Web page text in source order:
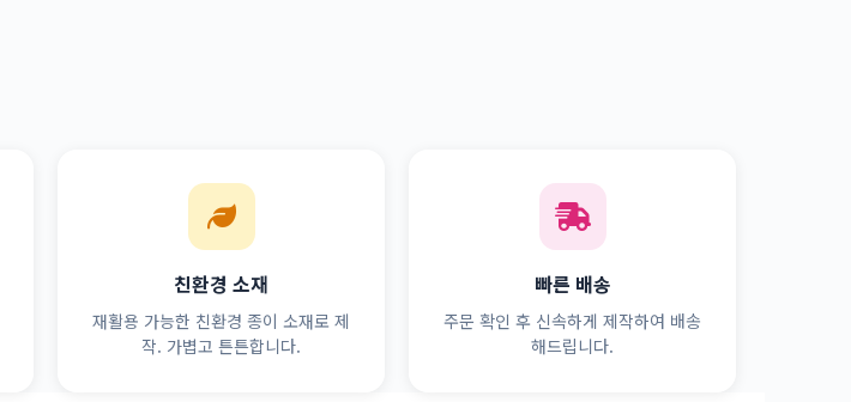
친환경 소재
재활용 가능한 친환경 종이 소재로 제
작. 가볍고 튼튼합니다.
빠른 배송
주문 확인 후 신속하게 제작하여 배송
해드립니다.